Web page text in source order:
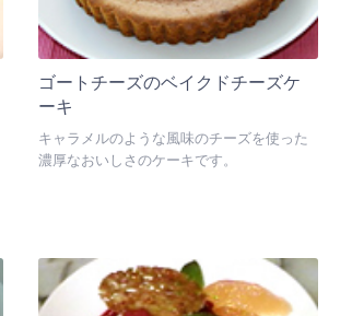
ゴートチーズのベイクドチーズケ
ーキ
キャラメルのような風味のチーズを使った
濃厚なおいしさのケーキです。